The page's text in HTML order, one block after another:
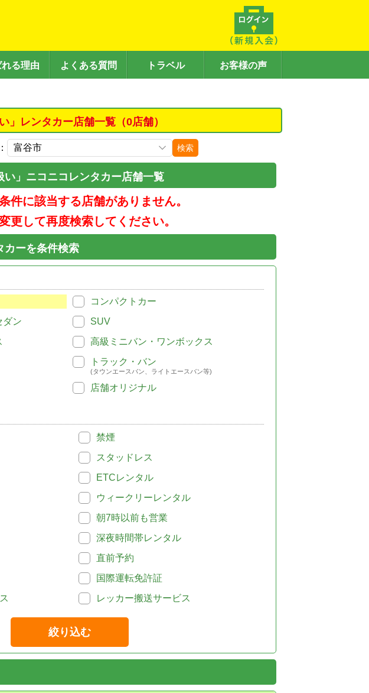
る理由 よくある質問 トラベル お客様の声
」レンタカー店舗一覧（0店舗）
検索
い」ニコニコレンタカー店舗一覧
件に該当する店舗がありません。
更して再度検索してください。
カーを条件検索
コンパクトカー
ダン
SUV
高級ミニバン・ワンボックス
トラック・バン
(タウンエースバン、ライトエースバン等)
店舗オリジナル
禁煙
スタッドレス
ETCレンタル
ウィークリーレンタル
朝7時以前も営業
深夜時間帯レンタル
直前予約
国際運転免許証
レッカー搬送サービス
絞り込む